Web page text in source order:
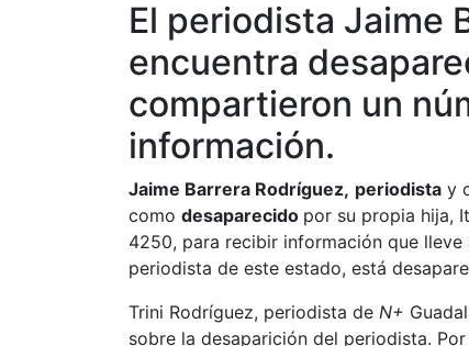
El periodista Jaime
encuentra
compartieron un
información.
Jaime Barrera Rodríguez, periodista y
como desaparecido por su propia hija,
4250, para recibir información que
periodista de este estado, está
Trini Rodríguez, periodista de N+
sobre la desaparición del periodista.